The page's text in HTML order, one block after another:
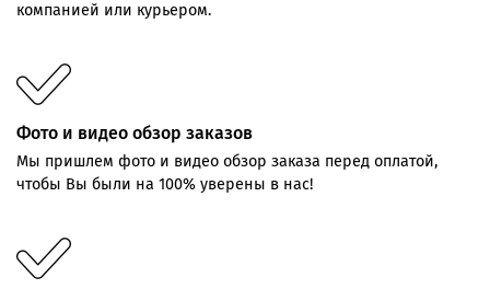
компанией или курьером.
Фото и видео обзор заказов
Мы пришлем фото и видео обзор заказа перед оплатой,
чтобы Вы были на 100% уверены в нас!